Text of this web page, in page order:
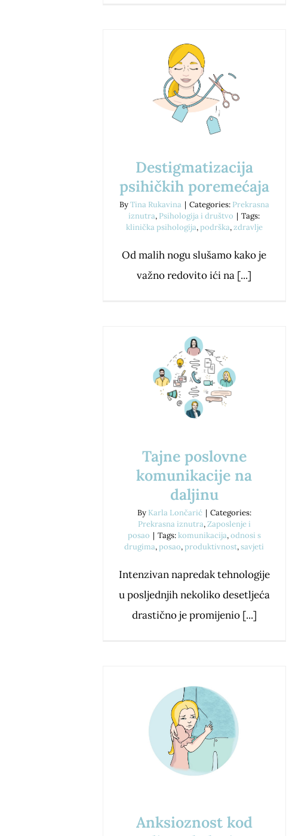
Destigmatizacija
psihičkih poremećaja
ByTina Rukavina | Categories: Prekrasna
iznutra, Psihologija i društvo | Tags:
klinička psihologija, podrška,zdravlje
Od malih nogu slušamo kako je
važno redovito ići na [...]
Tajne poslovne
komunikacije na
daljinu
By Karla Lončarić | Categories:
Prekrasna iznutra,Zaposlenje i
posao | Tags:komunikacija,odnosi s
drugima, posao, produktivnost,savjeti
Intenzivan napredak tehnologije
u posljednjih nekoliko desetljeća
drastično je promijenio [...]
Anksioznost kod